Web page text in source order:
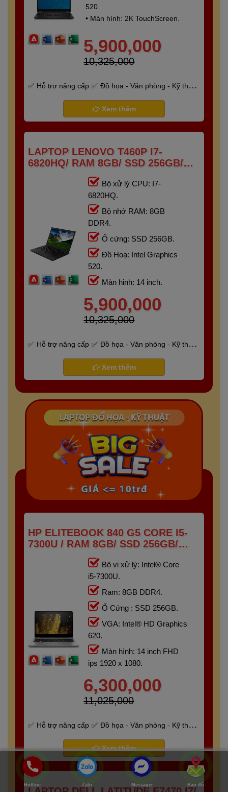
520.
• Màn hình: 2K TouchScreen.
5,900,000
10,325,000
Hỗ trợ nâng cấp
Đồ họa - Văn phòng - Kỹ thuật
Bảo hành 6 tháng
Xem thêm
LAPTOP LENOVO T460P I7-
6820HQ/ RAM 8GB/ SSD 256GB/
Bộ xử lý CPU: I7-
6820HQ.
Bộ nhớ RAM: 8GB
DDR4.
Ổ cứng: SSD 256GB.
Đồ Hoạ: Intel Graphics
520.
Màn hinh: 14 inch.
5,900,000
10,325,000
Hỗ trợ nâng cấp
Đồ họa - Văn phòng - Kỹ thuật
Bảo hành 6 tháng
Xem thêm
HP ELITEBOOK 840 G5 CORE I5-
7300U / RAM 8GB/ SSD 256GB/
FHD IPS 14 INCH
Bộ vi xử lý: Intel® Core
i5-7300U.
Ram: 8GB DDR4.
Ổ Cứng : SSD 256GB.
VGA: Intel® HD Graphics
620.
Màn hình: 14 inch FHD
ips 1920 x 1080.
6,300,000
11,025,000
Hỗ trợ nâng cấp
Đồ họa - Văn phòng - Kỹ thuật
Xem thêm
Hotline Zalo Messager Bản đồ